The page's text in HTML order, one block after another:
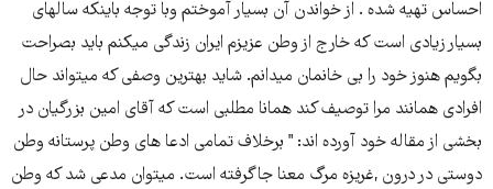
احساس تهیه شده . از خواندن آن بسیار آموختم وبا توجه باینکه سالهای
بسیار زیادی است که خارج از وطن عزیزم ایران زندگی میکنم باید بصراحت
بگویم هنوز خود را بی خانمان میدانم. شاید بهترین وصفی که میتواند حال
افرادی همانند مرا توصیف کند همانا مطلبی است که آقای امین بزرگیان در
بخشی از مقاله خود آورده اند: " برخلاف تمامی ادعا های وطن پرستانه وطن
دوستی در درون ,غریزه مرگ معنا جاگرفته است. میتوان مدعی شد که وطن